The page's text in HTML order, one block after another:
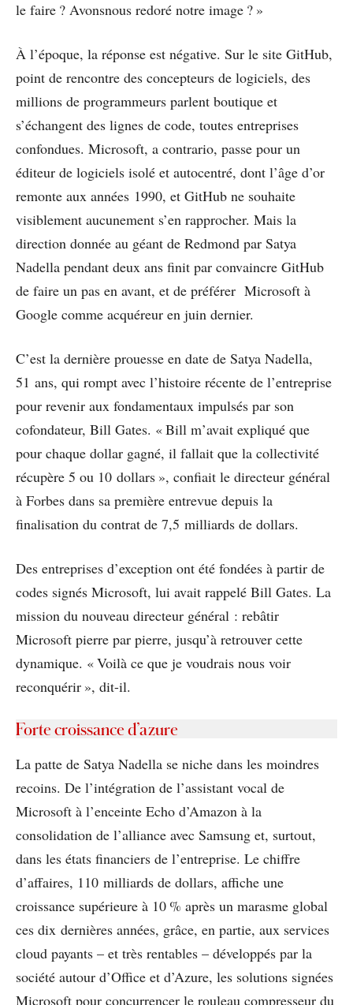
le faire ? Avonsnous redoré notre image ? »
À l’époque, la réponse est négative. Sur le site GitHub,
point de rencontre des concepteurs de logiciels, des
millions de programmeurs parlent boutique et
s’échangent des lignes de code, toutes entreprises
confondues. Microsoft, a contrario, passe pour un
éditeur de logiciels isolé et autocentré, dont l’âge d’or
remonte aux années 1990, et GitHub ne souhaite
visiblement aucunement s’en rapprocher. Mais la
direction donnée au géant de Redmond par Satya
Nadella pendant deux ans finit par convaincre GitHub
de faire un pas en avant, et de préférer Microsoft à
Google comme acquéreur en juin dernier.
C’est la dernière prouesse en date de Satya Nadella,
51 ans, qui rompt avec l’histoire récente de l’entreprise
pour revenir aux fondamentaux impulsés par son
cofondateur, Bill Gates. « Bill m’avait expliqué que
pour chaque dollar gagné, il fallait que la collectivité
récupère 5 ou 10 dollars », confiait le directeur général
à Forbes dans sa première entrevue depuis la
finalisation du contrat de 7,5 milliards de dollars.
Des entreprises d’exception ont été fondées à partir de
codes signés Microsoft, lui avait rappelé Bill Gates. La
mission du nouveau directeur général : rebâtir
Microsoft pierre par pierre, jusqu’à retrouver cette
dynamique. « Voilà ce que je voudrais nous voir
reconquérir », dit-il.
Forte croissance d’azure
La patte de Satya Nadella se niche dans les moindres
recoins. De l’intégration de l’assistant vocal de
Microsoft à l’enceinte Echo d’Amazon à la
consolidation de l’alliance avec Samsung et, surtout,
dans les états financiers de l’entreprise. Le chiffre
d’affaires, 110 milliards de dollars, affiche une
croissance supérieure à 10 % après un marasme global
ces dix dernières années, grâce, en partie, aux services
cloud payants – et très rentables – développés par la
société autour d’Office et d’Azure, les solutions signées
Microsoft pour concurrencer le rouleau compresseur du